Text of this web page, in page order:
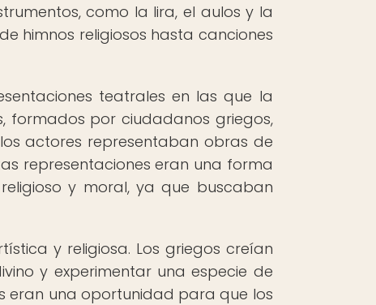
como la lira, el aulos y la
himnos religiosos hasta canciones
teatrales en las que la
formados por ciudadanos griegos,
actores representaban obras de
representaciones eran una forma
y moral, ya que buscaban
y religiosa. Los griegos creían
y experimentar una especie de
eran una oportunidad para que los